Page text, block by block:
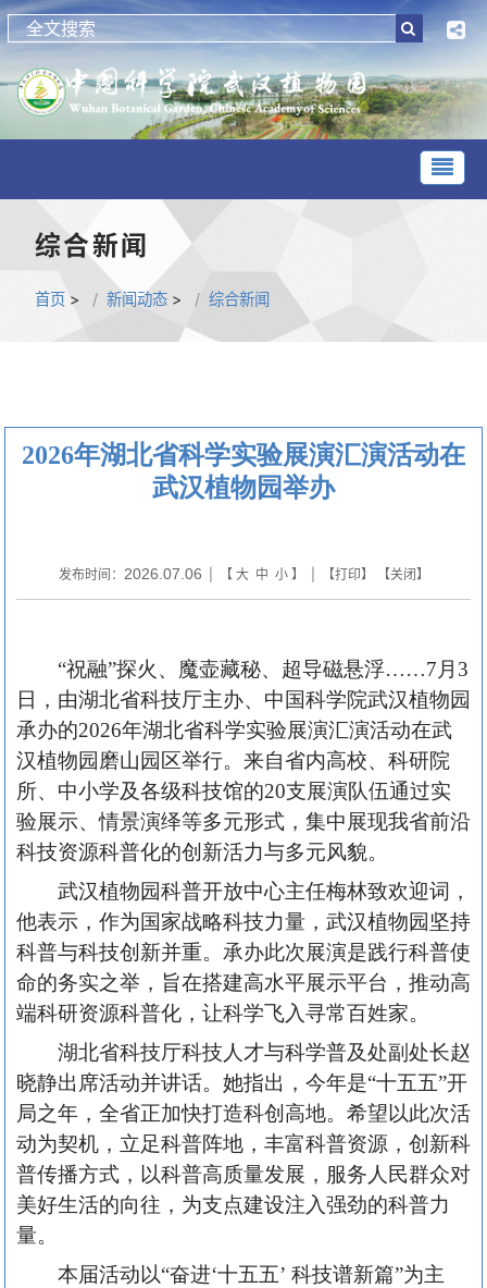
综合新闻
首页 > 新闻动态 > 综合新闻
2026年湖北省科学实验展演汇演活动在
武汉植物园举办
发布时间： 2026.07.06 | 【 大 中 小】 | 【打印】 【关闭】
“祝融”探火、魔壶藏秘、超导磁悬浮……7月3
日，由湖北省科技厅主办、中国科学院武汉植物园
承办的2026年湖北省科学实验展演汇演活动在武
汉植物园磨山园区举行。来自省内高校、科研院
所、中小学及各级科技馆的20支展演队伍通过实
验展示、情景演绎等多元形式，集中展现我省前沿
科技资源科普化的创新活力与多元风貌。
武汉植物园科普开放中心主任梅林致欢迎词，
他表示，作为国家战略科技力量，武汉植物园坚持
科普与科技创新并重。承办此次展演是践行科普使
命的务实之举，旨在搭建高水平展示平台，推动高
端科研资源科普化，让科学飞入寻常百姓家。
湖北省科技厅科技人才与科学普及处副处长赵
晓静出席活动并讲话。她指出，今年是“十五五”开
局之年，全省正加快打造科创高地。希望以此次活
动为契机，立足科普阵地，丰富科普资源，创新科
普传播方式，以科普高质量发展，服务人民群众对
美好生活的向往，为支点建设注入强劲的科普力
量。
本届活动以“奋进‘十五五’ 科技谱新篇”为主